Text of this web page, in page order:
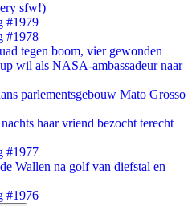
sfw!)
#1979
#1978
tegen boom, vier gewonden
wil als NASA-ambassadeur naar
parlementsgebouw Mato Grosso
haar vriend bezocht terecht
#1977
Wallen na golf van diefstal en
#1976